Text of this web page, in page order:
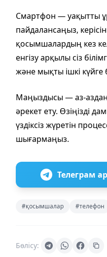
Смартфон — уақытты
пайдалансаңыз,
қосымшалардың кез
енгізу арқылы сіз
және мықты ішкі
Маңыздысы — аз-
әрекет ету. Өзіңізді
үздіксіз жүретін
шығармаңыз.
Телеграм
#қосымшалар #телефон
Бөлісу: